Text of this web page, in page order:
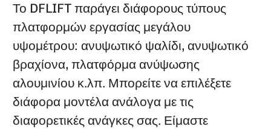
Το DFLIFT παράγει διάφορους τύπους
πλατφορμών εργασίας μεγάλου
υψομέτρου: ανυψωτικό ψαλίδι, ανυψωτικό
βραχίονα, πλατφόρμα ανύψωσης
αλουμινίου κ.λπ. Μπορείτε να επιλέξετε
διάφορα μοντέλα ανάλογα με τις
διαφορετικές ανάγκες σας. Είμαστε